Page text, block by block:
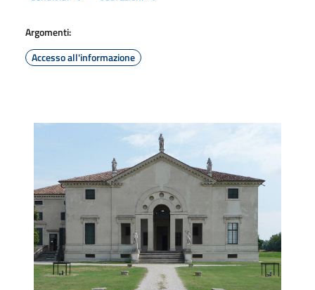
Argomenti:
Accesso all'informazione